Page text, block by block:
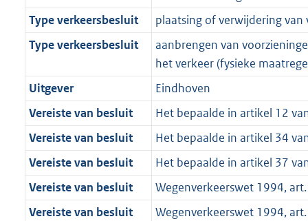
Type verkeersbesluit
plaatsing of verwijdering van
Type verkeersbesluit
aanbrengen van
het verkeer (fysieke
Uitgever
Eindhoven
Vereiste van besluit
Het bepaalde in artikel 12
Vereiste van besluit
Het bepaalde in artikel 34
Vereiste van besluit
Het bepaalde in artikel 37
Vereiste van besluit
Wegenverkeerswet 1994,
Vereiste van besluit
Wegenverkeerswet 1994,